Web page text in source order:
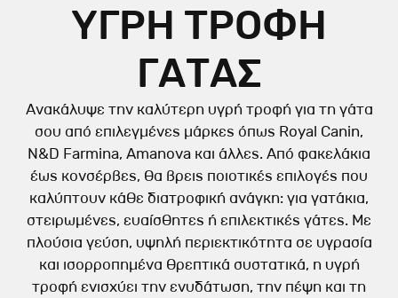
ΥΓΡΗ ΤΡΟΦΗ
ΓΑΤΑΣ
Ανακάλυψε την καλύτερη υγρή τροφή για τη γάτα
σου από επιλεγμένες μάρκες όπως Royal Canin,
N&D Farmina, Amanova και άλλες. Από φακελάκια
έως κονσέρβες, θα βρεις ποιοτικές επιλογές που
καλύπτουν κάθε διατροφική ανάγκη: για γατάκια,
στειρωμένες, ευαίσθητες ή επιλεκτικές γάτες. Με
πλούσια γεύση, υψηλή περιεκτικότητα σε υγρασία
και ισορροπημένα θρεπτικά συστατικά, η υγρή
τροφή ενισχύει την ενυδάτωση, την πέψη και τη